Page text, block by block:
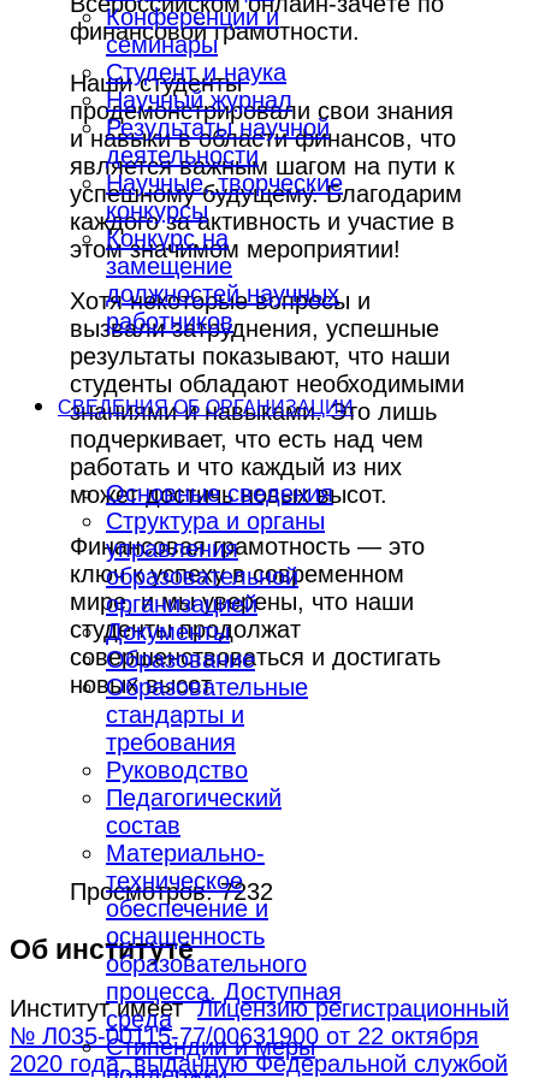
Конференции и
семинары
Студент и наука
Научный журнал
Результаты научной
деятельности
Научные, творческие
конкурсы
Конкурс на
замещение
должностей научных
работников
СВЕДЕНИЯ ОБ ОРГАНИЗАЦИИ
Основные сведения
Структура и органы
управления
образовательной
организацией
Документы
Образование
Образовательные
стандарты и
требования
Руководство
Педагогический
состав
Материально-
техническое
обеспечение и
оснащенность
образовательного
процесса. Доступная
среда
Стипендии и меры
финансовой грамотности.
Наши студенты
продемонстрировали свои знания
и навыки в области финансов, что
является важным шагом на пути к
успешному будущему. Благодарим
каждого за активность и участие в
этом значимом мероприятии!
Хотя некоторые вопросы и
вызвали затруднения, успешные
результаты показывают, что наши
студенты обладают необходимыми
знаниями и навыками. Это лишь
подчеркивает, что есть над чем
работать и что каждый из них
может достичь новых высот.
Финансовая грамотность — это
ключ к успеху в современном
мире, и мы уверены, что наши
студенты продолжат
совершенствоваться и достигать
новых высот.
Просмотров: 7232
Об институте
Институт имеет Лицензию регистрационный
№ Л035-00115-77/00631900 от 22 октября
2020 года, выданную Федеральной службой